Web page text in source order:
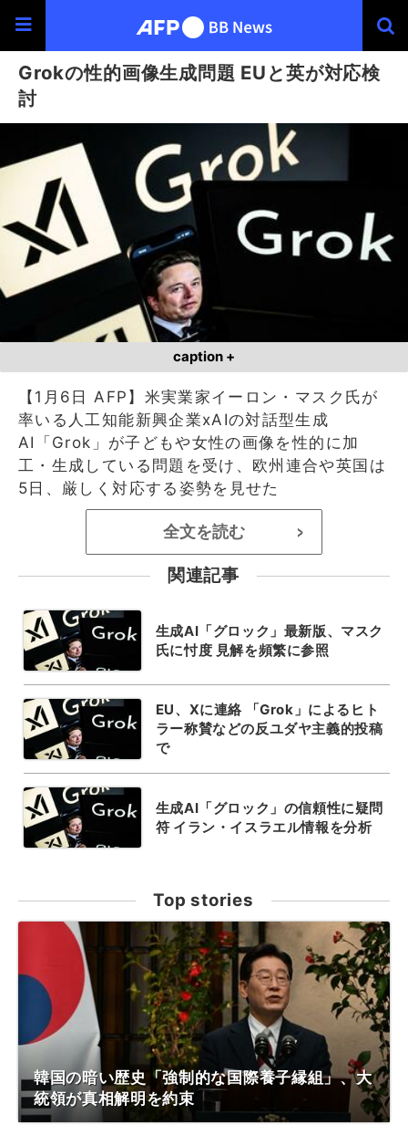
Grokの性的画像生成問題 EUと英が対応検
討
caption +
【1月6日 AFP】米実業家イーロン・マスク氏が
率いる人工知能新興企業xAIの対話型生成
AI「Grok」が子どもや女性の画像を性的に加
工・生成している問題を受け、欧州連合や英国は
5日、厳しく対応する姿勢を見せた
全文を読む >
関連記事
生成AI「グロック」最新版、マスク
氏に忖度 見解を頻繁に参照
EU、Xに連絡 「Grok」によるヒト
ラー称賛などの反ユダヤ主義的投稿
で
生成AI「グロック」の信頼性に疑問
符 イラン・イスラエル情報を分析
Top stories
韓国の暗い歴史「強制的な国際養子縁組」、大
統領が真相解明を約束